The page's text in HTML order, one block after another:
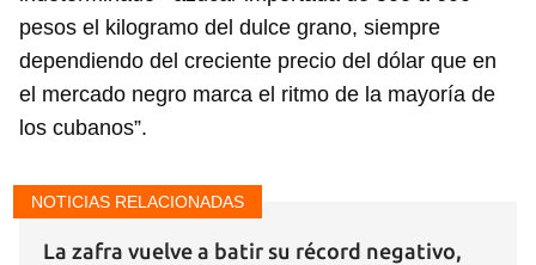
pesos el kilogramo del dulce grano, siempre
dependiendo del creciente precio del dólar que en
el mercado negro marca el ritmo de la mayoría de
los cubanos”.
NOTICIAS RELACIONADAS
La zafra vuelve a batir su récord negativo,